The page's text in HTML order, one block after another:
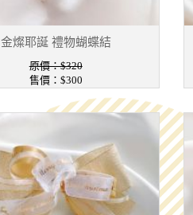
金燦耶誕 禮物蝴蝶結
原價：$320
售價：$300